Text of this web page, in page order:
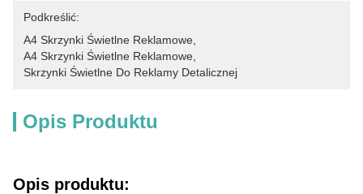
Podkreślić:
A4 Skrzynki Świetlne Reklamowe
A4 Skrzynki Świetlne Reklamowe
Skrzynki Świetlne Do Reklamy Detalicznej
Opis Produktu
Opis produktu: